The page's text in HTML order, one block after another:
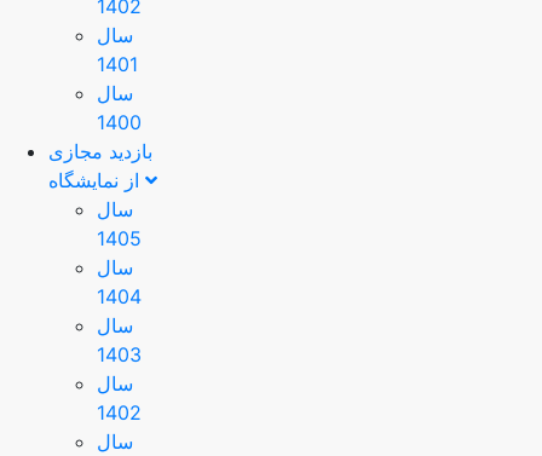
1402
سال
1401
سال
1400
بازدید مجازی
سال
1405
سال
1404
سال
1403
سال
1402
سال